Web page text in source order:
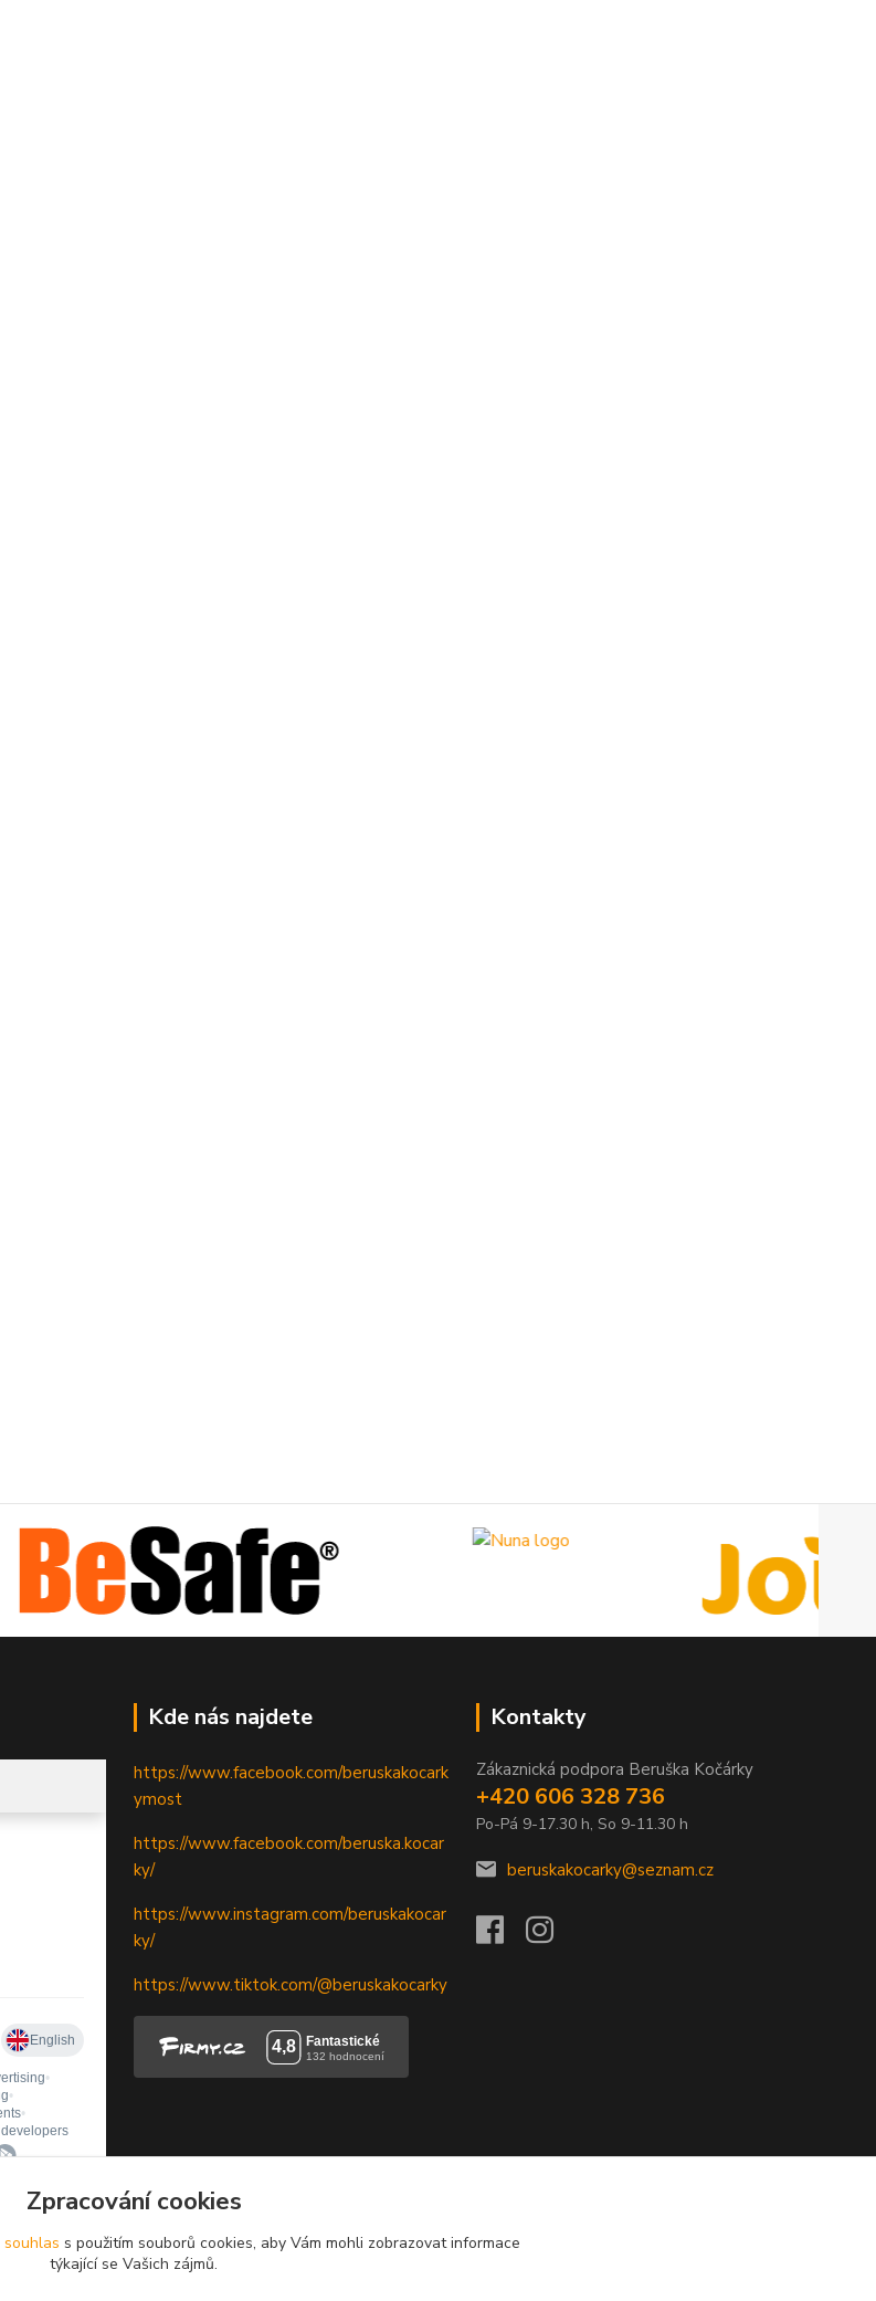
Kde nás najdete
https://www.facebook.com/beruskakocark
ymost
https://www.facebook.com/beruska.kocar
ky/
https://www.instagram.com/beruskakocar
ky/
https://www.tiktok.com/@beruskakocarky
Kontakty
Zákaznická podpora Beruška Kočárky
+420 606 328 736
Po-Pá 9-17.30 h, So 9-11.30 h
beruskakocarky@seznam.cz
Zpracování cookies
souhlas s použitím souborů cookies, aby Vám mohli zobrazovat informace
týkající se Vašich zájmů.